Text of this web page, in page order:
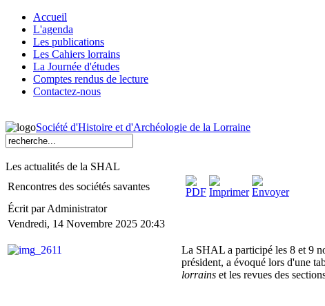
Accueil
L'agenda
Les publications
Les Cahiers lorrains
La Journée d'études
Comptes rendus de lecture
Contactez-nous
Société d'Histoire et d'Archéologie de la Lorraine
Les actualités de la SHAL
Rencontres des sociétés savantes
Écrit par Administrator
Vendredi, 14 Novembre 2025 20:43
La SHAL a participé les 8 et 9
président, a évoqué lors d'une
lorrains et les revues des